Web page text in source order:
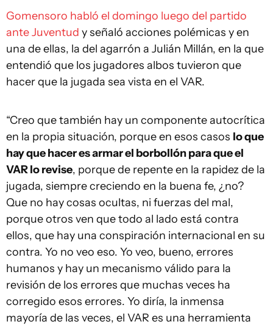
Gomensoro habló el domingo luego del partido
ante Juventud y señaló acciones polémicas y en
una de ellas, la del agarrón a Julián Millán, en la que
entendió que los jugadores albos tuvieron que
hacer que la jugada sea vista en el VAR.
“Creo que también hay un componente autocrítica
en la propia situación, porque en esos casos lo que
hay que hacer es armar el borbollón para que el
VAR lo revise, porque de repente en la rapidez de la
jugada, siempre creciendo en la buena fe, ¿no?
Que no hay cosas ocultas, ni fuerzas del mal,
porque otros ven que todo al lado está contra
ellos, que hay una conspiración internacional en su
contra. Yo no veo eso. Yo veo, bueno, errores
humanos y hay un mecanismo válido para la
revisión de los errores que muchas veces ha
corregido esos errores. Yo diría, la inmensa
mayoría de las veces, el VAR es una herramienta